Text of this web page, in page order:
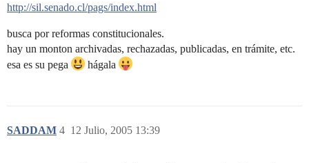
http://sil.senado.cl/pags/index.html
busca por reformas constitucionales.
hay un monton archivadas, rechazadas, publicadas, en trámite, etc.
esa es su pega
hágala
SADDAM 12 Julio, 2005 13:39
4